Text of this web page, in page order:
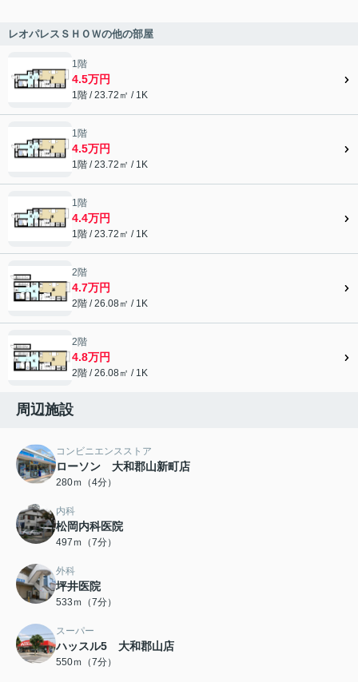
レオパレスＳＨＯＷの他の部屋
1階
4.5万円
1階 / 23.72㎡ / 1K
1階
4.5万円
1階 / 23.72㎡ / 1K
1階
4.4万円
1階 / 23.72㎡ / 1K
2階
4.7万円
2階 / 26.08㎡ / 1K
2階
4.8万円
2階 / 26.08㎡ / 1K
周辺施設
コンビニエンスストア
ローソン 大和郡山新町店
280ｍ（4分）
内科
松岡内科医院
497ｍ（7分）
外科
坪井医院
533ｍ（7分）
スーパー
ハッスル5 大和郡山店
550ｍ（7分）